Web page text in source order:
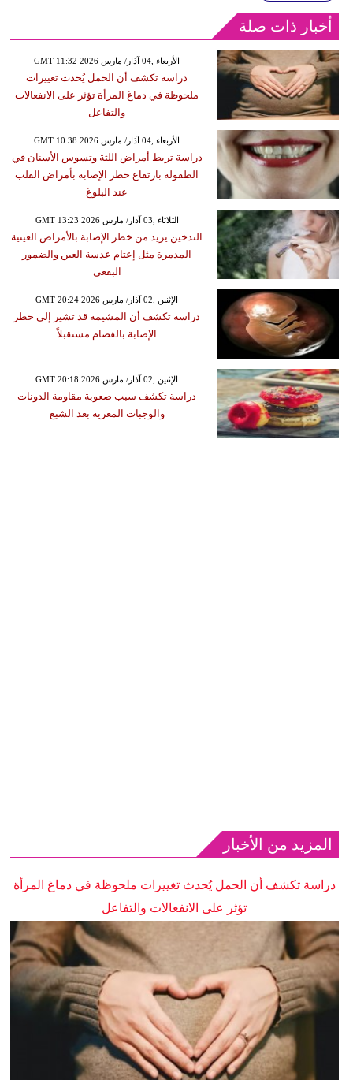
أخبار ذات صلة
GMT 11:32 2026 الأربعاء ,04 آذار/ مارس
دراسة تكشف أن الحمل يُحدث تغييرات
ملحوظة في دماغ المرأة تؤثر على الانفعالات
والتفاعل
GMT 10:38 2026 الأربعاء ,04 آذار/ مارس
دراسة تربط أمراض اللثة وتسوس الأسنان في
الطفولة بارتفاع خطر الإصابة بأمراض القلب
عند البلوغ
GMT 13:23 2026 الثلاثاء ,03 آذار/ مارس
التدخين يزيد من خطر الإصابة بالأمراض العينية
المدمرة مثل إعتام عدسة العين والضمور
البقعي
GMT 20:24 2026 الإثنين ,02 آذار/ مارس
دراسة تكشف أن المشيمة قد تشير إلى خطر
الإصابة بالفصام مستقبلاً
GMT 20:18 2026 الإثنين ,02 آذار/ مارس
دراسة تكشف سبب صعوبة مقاومة الدونات
والوجبات المغرية بعد الشبع
المزيد من الأخبار
دراسة تكشف أن الحمل يُحدث تغييرات ملحوظة في دماغ المرأة
تؤثر على الانفعالات والتفاعل